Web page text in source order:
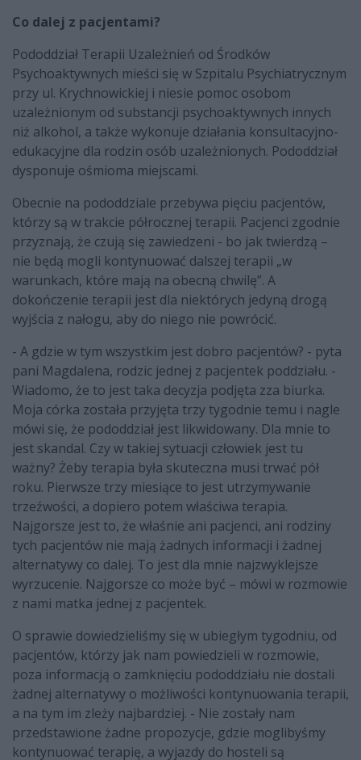
Co dalej z pacjentami?
Pododdział Terapii Uzależnień od Środków
Psychoaktywnych mieści się w Szpitalu Psychiatrycznym
przy ul. Krychnowickiej i niesie pomoc osobom
uzależnionym od substancji psychoaktywnych innych
niż alkohol, a także wykonuje działania konsultacyjno-
edukacyjne dla rodzin osób uzależnionych. Pododdział
dysponuje ośmioma miejscami.
Obecnie na pododdziale przebywa pięciu pacjentów,
którzy są w trakcie półrocznej terapii. Pacjenci zgodnie
przyznają, że czują się zawiedzeni - bo jak twierdzą –
nie będą mogli kontynuować dalszej terapii „w
warunkach, które mają na obecną chwilę”. A
dokończenie terapii jest dla niektórych jedyną drogą
wyjścia z nałogu, aby do niego nie powrócić.
- A gdzie w tym wszystkim jest dobro pacjentów? - pyta
pani Magdalena, rodzic jednej z pacjentek poddziału. -
Wiadomo, że to jest taka decyzja podjęta zza biurka.
Moja córka została przyjęta trzy tygodnie temu i nagle
mówi się, że pododdział jest likwidowany. Dla mnie to
jest skandal. Czy w takiej sytuacji człowiek jest tu
ważny? Żeby terapia była skuteczna musi trwać pół
roku. Pierwsze trzy miesiące to jest utrzymywanie
trzeźwości, a dopiero potem właściwa terapia.
Najgorsze jest to, że właśnie ani pacjenci, ani rodziny
tych pacjentów nie mają żadnych informacji i żadnej
alternatywy co dalej. To jest dla mnie najzwyklejsze
wyrzucenie. Najgorsze co może być – mówi w rozmowie
z nami matka jednej z pacjentek.
O sprawie dowiedzieliśmy się w ubiegłym tygodniu, od
pacjentów, którzy jak nam powiedzieli w rozmowie,
poza informacją o zamknięciu pododdziału nie dostali
żadnej alternatywy o możliwości kontynuowania terapii,
a na tym im zleży najbardziej. - Nie zostały nam
przedstawione żadne propozycje, gdzie moglibyśmy
kontynuować terapię, a wyjazdy do hosteli są